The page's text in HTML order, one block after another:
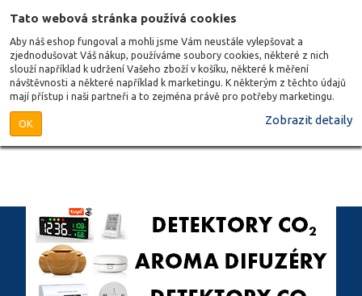
Tato webová stránka používá cookies
Aby náš eshop fungoval a mohli jsme Vám neustále vylepšovat a
zjednodušovat Váš nákup, používáme soubory cookies, některé z nich
slouží například k udržení Vašeho zboží v košíku, některé k měření
návštěvnosti a některé například k marketingu. K některým z těchto údajů
mají přístup i naši partneři a to zejména právě pro potřeby marketingu.
OK Zobrazit detaily